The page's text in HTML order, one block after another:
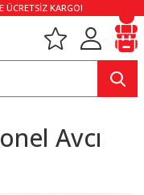
ÜCRETSİZ KARGO!
Avcı